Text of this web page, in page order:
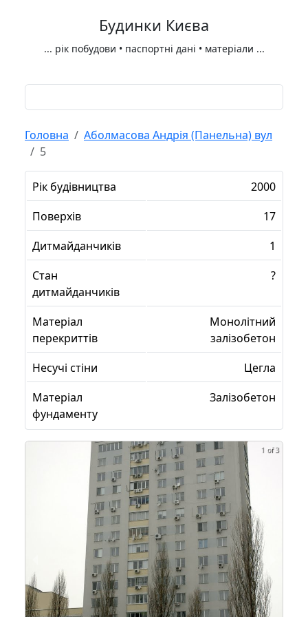
Будинки Києва
... рік побудови • паспортні дані • матеріали ...
Головна
Аболмасова Андрія (Панельна) вул
5
Рік будівництва
2000
Поверхів
17
Дитмайданчиків
1
Стан
дитмайданчиків
?
Матеріал
перекриттів
Монолітний
залізобетон
Несучі стіни
Цегла
Матеріал
фундаменту
Залізобетон
1 of 3